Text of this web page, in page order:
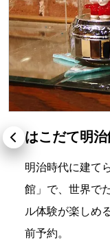
はこだて明
明治時代に建て
館」で、世界で
ル体験が楽しめ
前予約。